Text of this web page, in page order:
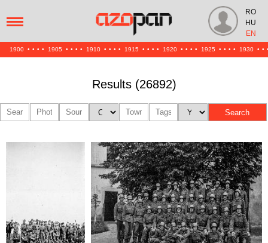
RO
HU
EN
1900 • • • • 1905 • • • • 1910 • • • • 1915 • • • • 1920 • • • • 1925 • • • • 1930 • •
Results (26892)